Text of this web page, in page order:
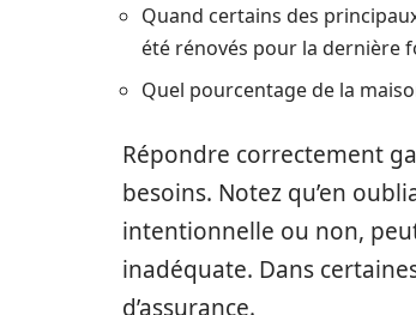
Quand certains des
été rénovés pour la dernière
Quel pourcentage de la
Répondre correctement
besoins. Notez qu’en
intentionnelle ou non,
inadéquate. Dans
d’assurance.